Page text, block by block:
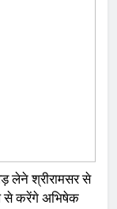
लेने श्रीरामसर से
से करेंगे अभिषेक